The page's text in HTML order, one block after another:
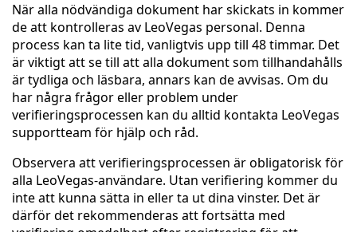
När alla nödvändiga dokument har skickats in kommer
de att kontrolleras av LeoVegas personal. Denna
process kan ta lite tid, vanligtvis upp till 48 timmar. Det
är viktigt att se till att alla dokument som tillhandahålls
är tydliga och läsbara, annars kan de avvisas. Om du
har några frågor eller problem under
verifieringsprocessen kan du alltid kontakta LeoVegas
supportteam för hjälp och råd.
Observera att verifieringsprocessen är obligatorisk för
alla LeoVegas-användare. Utan verifiering kommer du
inte att kunna sätta in eller ta ut dina vinster. Det är
därför det rekommenderas att fortsätta med